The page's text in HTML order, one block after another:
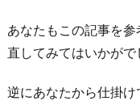
あなたもこの記事を
直してみてはいかがで
逆にあなたから仕掛